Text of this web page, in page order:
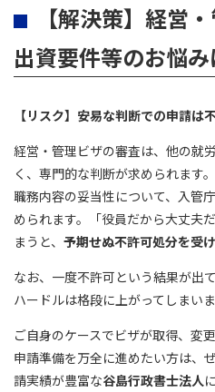
【解決策】経営
出資要件等のお悩
【リスク】安易な判断での申請は
経営・管理ビザの審査は、他の就
く、専門的な判断が求められます
職務内容の妥当性について、入管
められます。「役員だから大丈夫
まうと、 予期せぬ不許可処分を受
なお、一度不許可という結果が出
ハードルは格段に上がってしまいま
ご自身のケースでビザが取得、変
申請準備を万全に進めたい方は、
請実績が豊富な谷島行政書士法人